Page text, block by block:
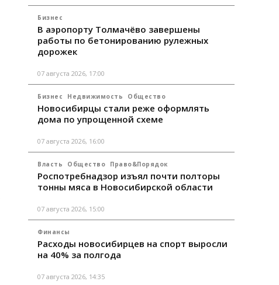
Бизнес
В аэропорту Толмачёво завершены
работы по бетонированию рулежных
дорожек
07 августа 2026, 17:00
Бизнес Недвижимость Общество
Новосибирцы стали реже оформлять
дома по упрощенной схеме
07 августа 2026, 16:00
Власть Общество Право&Порядок
Роспотребнадзор изъял почти полторы
тонны мяса в Новосибирской области
07 августа 2026, 15:00
Финансы
Расходы новосибирцев на спорт выросли
на 40% за полгода
07 августа 2026, 14:35